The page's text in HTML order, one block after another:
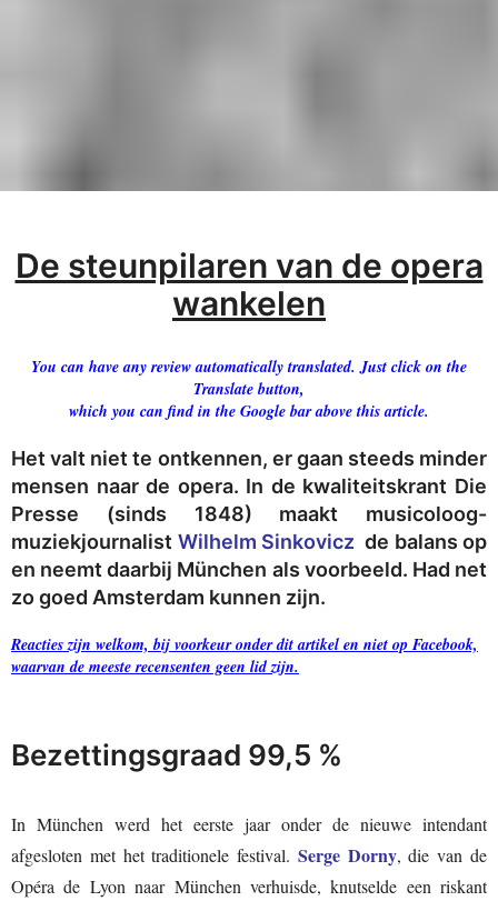
De steunpilaren van de opera
wankelen
You can have any review automatically translated. Just click on the
Translate button,
which you can find in the Google bar above this article.
Het valt niet te ontkennen, er gaan steeds minder
mensen naar de opera. In de kwaliteitskrant Die
Presse (sinds 1848) maakt musicoloog-
muziekjournalist Wilhelm Sinkovicz de balans op
en neemt daarbij München als voorbeeld. Had net
zo goed Amsterdam kunnen zijn.
Reacties zijn welkom, bij voorkeur onder dit artikel en niet op Facebook,
waarvan de meeste recensenten geen lid zijn.
Bezettingsgraad 99,5 %
In München werd het eerste jaar onder de nieuwe intendant
afgesloten met het traditionele festival. Serge Dorny, die van de
Opéra de Lyon naar München verhuisde, knutselde een riskant